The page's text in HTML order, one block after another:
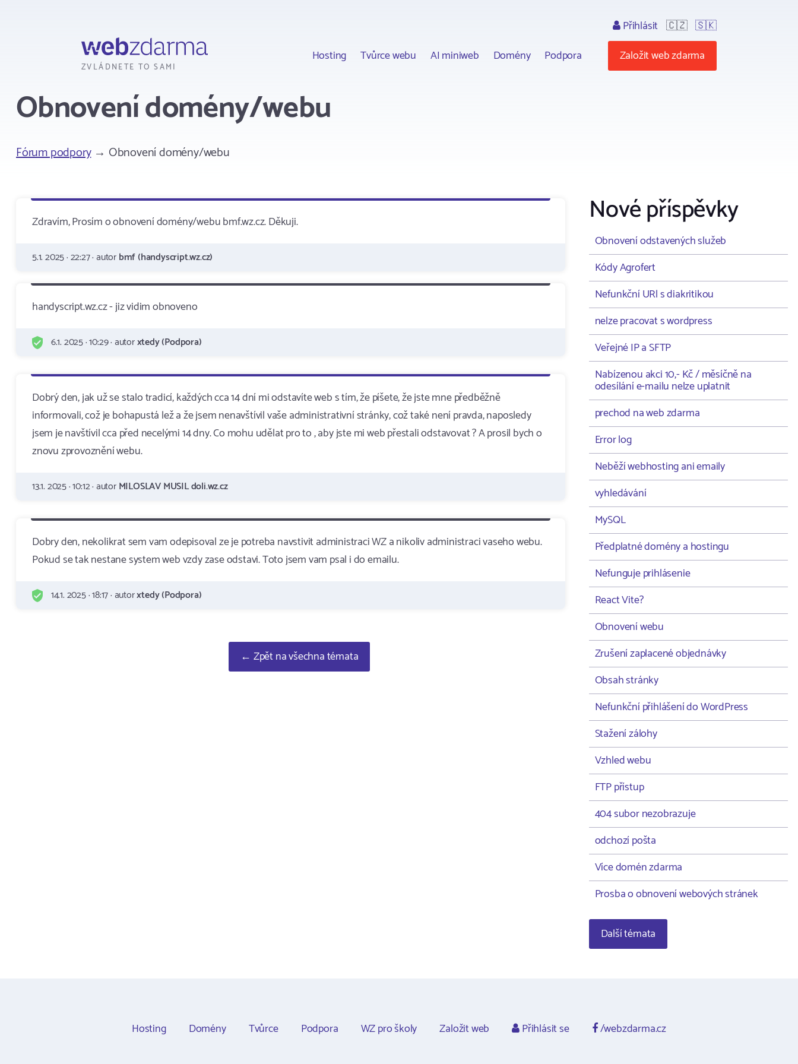
ZVLÁDNETE TO SAMI
Hosting Tvůrce webu AI miniweb Domény Podpora
Přihlásit 🇨🇿 🇸🇰
Založit web zdarma
Obnovení domény/webu
Fórum podpory→ Obnovení domény/webu
Zdravím, Prosím o obnovení domény/webu bmf.wz.cz. Děkuji.
5.1. 2025 · 22:27 · autorbmf (handyscript.wz.cz)
handyscript.wz.cz - jiz vidim obnoveno
6.1. 2025 · 10:29 · autorxtedy (Podpora)
Dobrý den, jak už se stalo tradicí, každých cca 14 dní mi odstavíte web s tím, že píšete, že jste mne předběžně
informovali, což je bohapustá lež a že jsem nenavštívil vaše administrativní stránky, což také není pravda, naposledy
jsem je navštívil cca před necelými 14 dny. Co mohu udělat pro to , aby jste mi web přestali odstavovat ? A prosil bych o
znovu zprovoznění webu.
13.1. 2025 · 10:12 · autorMILOSLAV MUSIL doli.wz.cz
Dobry den, nekolikrat sem vam odepisoval ze je potreba navstivit administraci WZ a nikoliv administraci vaseho webu.
Pokud se tak nestane system web vzdy zase odstavi. Toto jsem vam psal i do emailu.
14.1. 2025 · 18:17 · autorxtedy (Podpora)
← Zpět na všechna témata
Nové příspěvky
Obnovení odstavených služeb
Kódy Agrofert
Nefunkční URl s diakritikou
nelze pracovat s wordpress
Veřejné IP a SFTP
Nabízenou akci 10,- Kč / měsíčně na
odesílání e-mailu nelze uplatnit
prechod na web zdarma
Error log
Neběží webhosting ani emaily
vyhledávání
MySQL
Předplatné domény a hostingu
Nefunguje prihlásenie
React Vite?
Obnovení webu
Zrušení zaplacené objednávky
Obsah stránky
Nefunkční přihlášení do WordPress
Stažení zálohy
Vzhled webu
FTP přístup
404 subor nezobrazuje
odchozí pošta
Více domén zdarma
Prosba o obnovení webových stránek
Další témata
Hosting Domény Tvůrce Podpora WZ pro školy Založit web Přihlásit se /webzdarma.cz